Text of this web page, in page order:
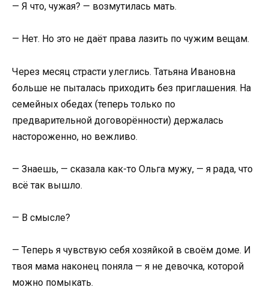
— Я что, чужая? — возмутилась мать.
— Нет. Но это не даёт права лазить по чужим вещам.
Через месяц страсти улеглись. Татьяна Ивановна
больше не пыталась приходить без приглашения. На
семейных обедах (теперь только по
предварительной договорённости) держалась
настороженно, но вежливо.
— Знаешь, — сказала как-то Ольга мужу, — я рада, что
всё так вышло.
— В смысле?
— Теперь я чувствую себя хозяйкой в своём доме. И
твоя мама наконец поняла — я не девочка, которой
можно помыкать.